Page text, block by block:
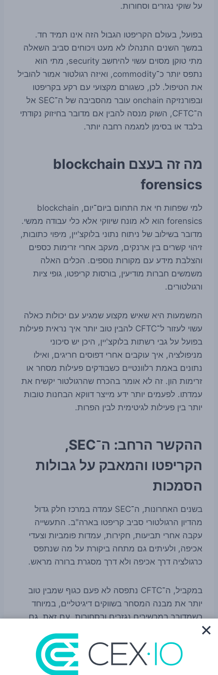
על שוקי נגזרים וסחורות.
בפועל, בעולם הקריפטו הגבול הזה אינו תמיד חד.
במשך השנים התנהלו לא מעט ויכוחים סביב השאלה
מתי טוקן מסוים עשוי להיחשב security, מתי הוא
נתפס יותר כ־commodity, ואיזה רגולטור אמור להוביל
את הטיפול. לכן, כשגורם מקצועי עם רקע בקריפטו
ובפורנזיקה onchain עובר מהסביבה של ה־SEC אל
ה־CFTC, השוק מנסה להבין אם מדובר בחיזוק נקודתי
בלבד או בסימן למגמה רחבה יותר.
מה זה בעצם blockchain
forensics
למי שפחות חי את התחום ביום־יום, blockchain
forensics הוא לא מונח שיווקי אלא כלי עבודה ממשי.
מדובר בשילוב של ניתוח נתוני בלוקצ'יין, מיפוי כתובות,
זיהוי קשרים בין ארנקים, מעקב אחרי זרימות כספים
והצלבת מידע עם מקורות נוספים. הכלים האלה
משמשים חברות מודיעין, בורסות קריפטו, גופי ציות
ורגולטורים.
המשמעות היא שאיש מקצוע שמגיע עם יכולות כאלה
עשוי לעזור ל־CFTC להבין טוב יותר איך נראית פעילות
בפועל על גבי רשתות בלוקצ'יין, היכן יש סיכוני
מניפולציה, איך עוקבים אחרי דפוסים חריגים, ואילו
נתונים באמת רלוונטיים כשבודקים פעילות מסחר או
זרימות הון. זה לא אומר בהכרח שהרגולטור יקשיח את
עמדתו. לפעמים יותר ידע מייצר דווקא הבחנות טובות
יותר בין פעילות לגיטימית לבין הפרות.
ההקשר הרחב: ה־SEC,
הקריפטו והמאבק על גבולות
הסמכות
בשנים האחרונות, ה־SEC עמדה במרכז חלק גדול
מהדיון הרגולטורי סביב קריפטו בארה"ב. התעשייה
עקבה אחרי תביעות, חקירות, עמדות פומביות וצעדי
אכיפה, ולעיתים גם מתחה ביקורת על מה שנתפס
כרגולציה דרך אכיפה ולא דרך מסגרת ברורה מראש.
במקביל, ה־CFTC נתפסה לא פעם כגוף שמבין טוב
יותר את מבנה המסחר בשווקים דיגיטליים, במיוחד
כשמדובר במכשירים נגזרים ובסחורות. עם זאת, גם
כאן חשוב להיזהר מהכללות. המינוי הנוכחי אינו הוכחה
לשינוי דרמטי במאזן הכוחות בין הסוכנויות, ואי אפשר
להסיק ממנו לבדו שה־CFTC עומדת לאמץ קו חדש או
לקבל סמכויות נוספות. אם יהיה שינוי כזה, הוא יצטרך